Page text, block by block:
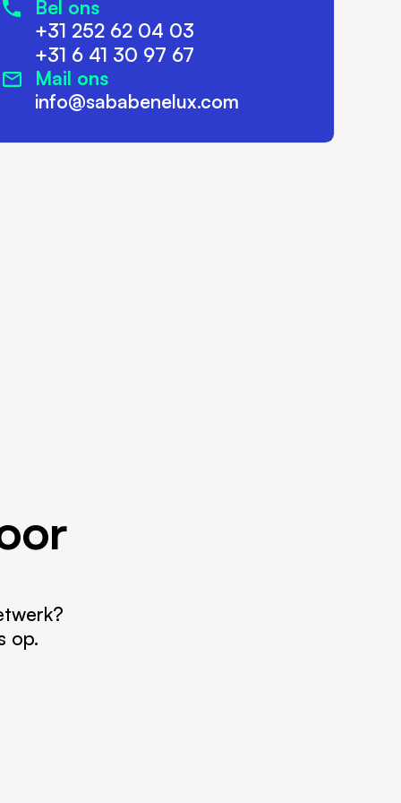
Bel ons
+31 252 62 04 03
+31 6 41 30 97 67
Mail ons
info@sababenelux.com
op.